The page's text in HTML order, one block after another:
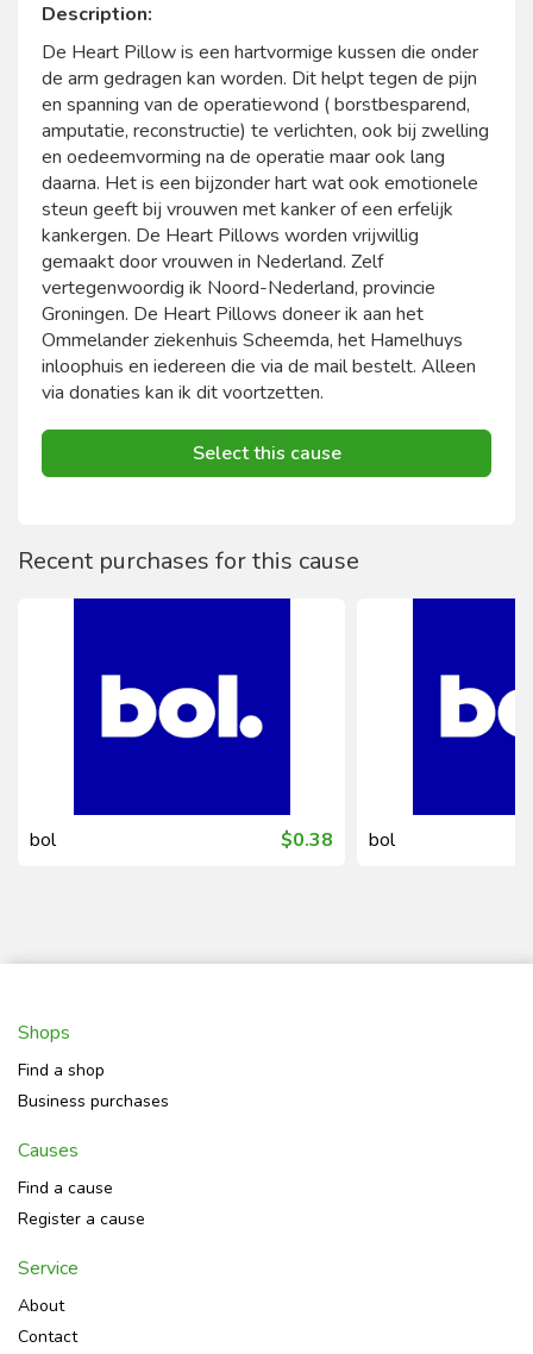
Description:
De Heart Pillow is een hartvormige kussen die onder
de arm gedragen kan worden. Dit helpt tegen de pijn
en spanning van de operatiewond ( borstbesparend,
amputatie, reconstructie) te verlichten, ook bij zwelling
en oedeemvorming na de operatie maar ook lang
daarna. Het is een bijzonder hart wat ook emotionele
steun geeft bij vrouwen met kanker of een erfelijk
kankergen. De Heart Pillows worden vrijwillig
gemaakt door vrouwen in Nederland. Zelf
vertegenwoordig ik Noord-Nederland, provincie
Groningen. De Heart Pillows doneer ik aan het
Ommelander ziekenhuis Scheemda, het Hamelhuys
inloophuis en iedereen die via de mail bestelt. Alleen
via donaties kan ik dit voortzetten.
Select this cause
Recent purchases for this cause
bol $0.38 bol
Shops
Find a shop
Business purchases
Causes
Find a cause
Register a cause
Service
About
Contact